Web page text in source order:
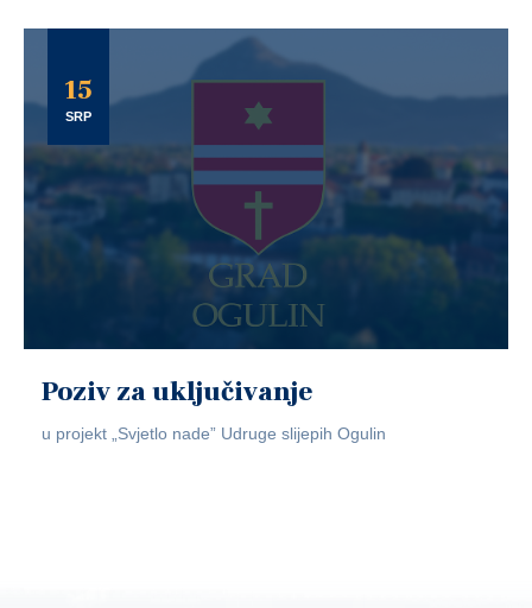
15
SRP
Poziv za uključivanje
u projekt „Svjetlo nade” Udruge slijepih Ogulin